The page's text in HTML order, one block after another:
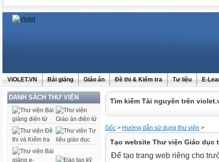
ViOLET.VN Bài giảng Giáo án Đề thi & Kiểm tra Tư liệu E-
DANH SÁCH THƯ VIỆN Tìm kiếm Tài nguyên trên
Gốc > Hướng dẫn sử dụng thư viện >
Tạo website Thư viện Giáo dục
Để tạo trang web riêng cho